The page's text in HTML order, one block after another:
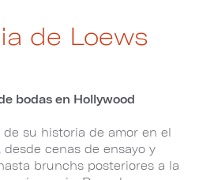
de Loews
bodas en Hollywood
su historia de amor en el
desde cenas de ensayo y
brunchs posteriores a la